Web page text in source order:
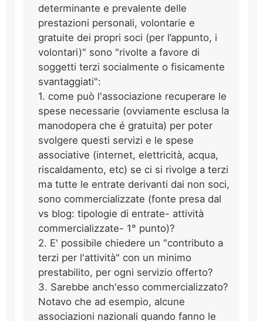
determinante e prevalente delle
prestazioni personali, volontarie e
gratuite dei propri soci (per l’appunto, i
volontari)" sono "rivolte a favore di
soggetti terzi socialmente o fisicamente
svantaggiati":
1. come può l'associazione recuperare le
spese necessarie (ovviamente esclusa la
manodopera che é gratuita) per poter
svolgere questi servizi e le spese
associative (internet, elettricità, acqua,
riscaldamento, etc) se ci si rivolge a terzi
ma tutte le entrate derivanti dai non soci,
sono commercializzate (fonte presa dal
vs blog: tipologie di entrate- attività
commercializzate- 1° punto)?
2. E' possibile chiedere un "contributo a
terzi per l'attività" con un minimo
prestabilito, per ogni servizio offerto?
3. Sarebbe anch'esso commercializzato?
Notavo che ad esempio, alcune
associazioni nazionali quando fanno le